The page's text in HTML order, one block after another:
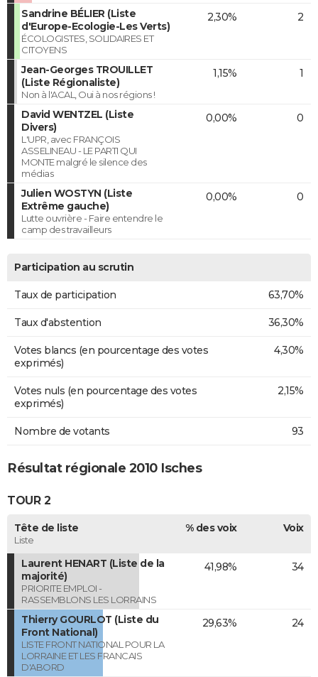
Sandrine BÉLIER (Liste
d'Europe-Ecologie-Les Verts)
ÉCOLOGISTES, SOLIDAIRES ET
CITOYENS
2,30% 2
Jean-Georges TROUILLET
(Liste Régionaliste)
Non à l'ACAL, Oui à nos régions !
1,15% 1
David WENTZEL (Liste
Divers)
L'UPR, avec FRANÇOIS
ASSELINEAU - LE PARTI QUI
MONTE malgré le silence des
médias
0,00% 0
Julien WOSTYN (Liste
Extrême gauche)
Lutte ouvrière - Faire entendre le
camp des travailleurs
0,00% 0
Participation au scrutin
Taux de participation 63,70%
Taux d'abstention 36,30%
Votes blancs (en pourcentage des votes
exprimés)
4,30%
Votes nuls (en pourcentage des votes
exprimés)
2,15%
Nombre de votants 93
Résultat régionale 2010 Isches
TOUR 2
Tête de liste
Liste
% des voix Voix
Laurent HENART (Liste de la
majorité)
PRIORITE EMPLOI -
RASSEMBLONS LES LORRAINS
41,98% 34
Thierry GOURLOT (Liste du
Front National)
LISTE FRONT NATIONAL POUR LA
LORRAINE ET LES FRANCAIS
D'ABORD
29,63% 24